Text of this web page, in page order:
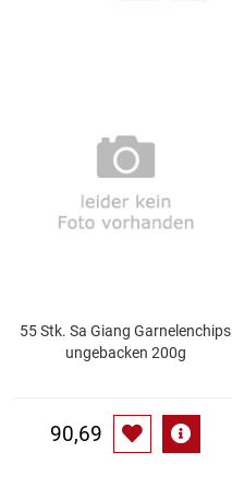
55 Stk. Sa Giang Garnelenchips
ungebacken 200g
90,69